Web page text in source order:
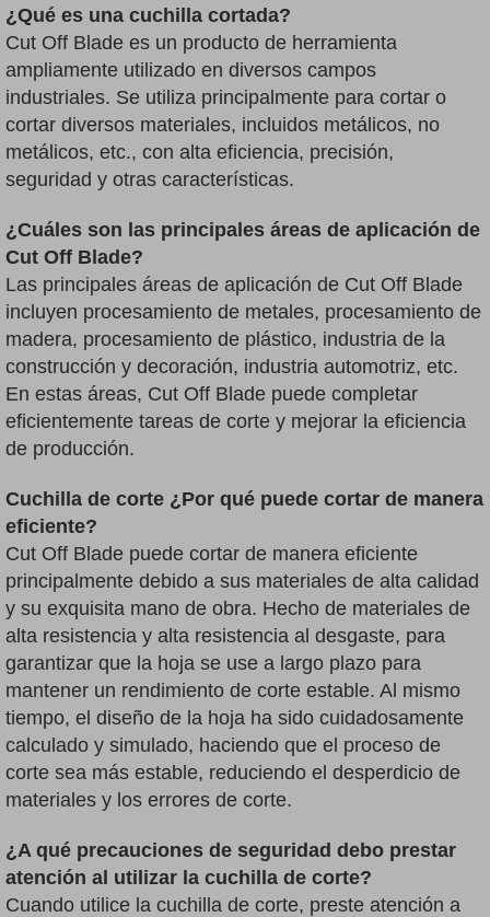
¿Qué es una cuchilla cortada?
Cut Off Blade es un producto de herramienta
ampliamente utilizado en diversos campos
industriales. Se utiliza principalmente para cortar o
cortar diversos materiales, incluidos metálicos, no
metálicos, etc., con alta eficiencia, precisión,
seguridad y otras características.
¿Cuáles son las principales áreas de aplicación de
Cut Off Blade?
Las principales áreas de aplicación de Cut Off Blade
incluyen procesamiento de metales, procesamiento de
madera, procesamiento de plástico, industria de la
construcción y decoración, industria automotriz, etc.
En estas áreas, Cut Off Blade puede completar
eficientemente tareas de corte y mejorar la eficiencia
de producción.
Cuchilla de corte ¿Por qué puede cortar de manera
eficiente?
Cut Off Blade puede cortar de manera eficiente
principalmente debido a sus materiales de alta calidad
y su exquisita mano de obra. Hecho de materiales de
alta resistencia y alta resistencia al desgaste, para
garantizar que la hoja se use a largo plazo para
mantener un rendimiento de corte estable. Al mismo
tiempo, el diseño de la hoja ha sido cuidadosamente
calculado y simulado, haciendo que el proceso de
corte sea más estable, reduciendo el desperdicio de
materiales y los errores de corte.
¿A qué precauciones de seguridad debo prestar
atención al utilizar la cuchilla de corte?
Cuando utilice la cuchilla de corte, preste atención a